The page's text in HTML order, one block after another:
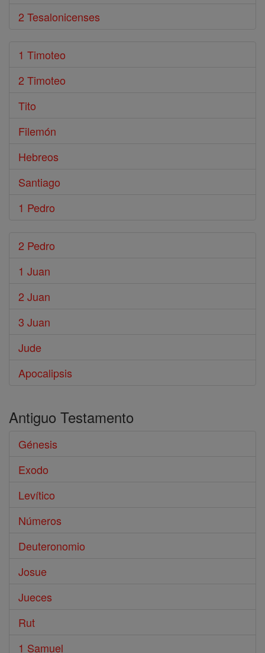
2 Tesalonicenses
1 Timoteo
2 Timoteo
Tito
Filemón
Hebreos
Santiago
1 Pedro
2 Pedro
1 Juan
2 Juan
3 Juan
Jude
Apocalipsis
Antiguo Testamento
Génesis
Exodo
Levítico
Números
Deuteronomio
Josue
Jueces
Rut
1 Samuel